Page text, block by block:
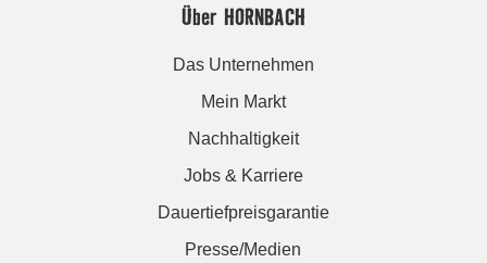
Über HORNBACH
Das Unternehmen
Mein Markt
Nachhaltigkeit
Jobs & Karriere
Dauertiefpreisgarantie
Presse/Medien